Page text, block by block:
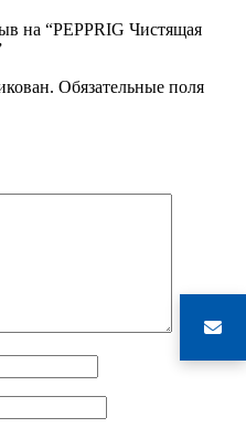
на “PEPPRIG Чистящая
Обязательные поля